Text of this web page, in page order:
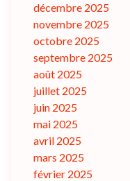
décembre 2025
novembre 2025
octobre 2025
septembre 2025
août 2025
juillet 2025
juin 2025
mai 2025
avril 2025
mars 2025
février 2025